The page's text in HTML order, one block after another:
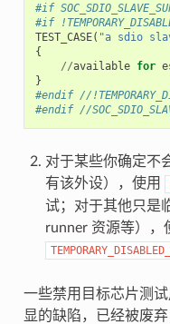
#if
#if
TEST_CASE( "a sdio
{
//available for
}
#endif //
#endif //
对于某些你确定不
有该外设），使用
试；对于其他只是
runner 资源等），
一些禁用目标芯片测
显的缺陷，已经被废弃